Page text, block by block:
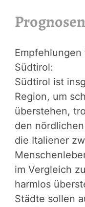
Südtirol:
Südtirol ist
Region, um
überstehen,
den
die Italiener
im Vergleich
harmlos
Städte sollen